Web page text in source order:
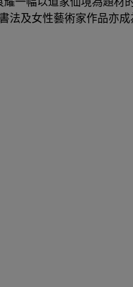
法及女性藝術家作品亦成